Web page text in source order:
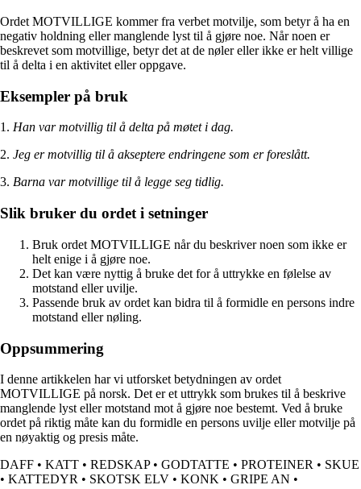
Ordet MOTVILLIGE kommer fra verbet motvilje, som betyr å ha en
negativ holdning eller manglende lyst til å gjøre noe. Når noen er
beskrevet som motvillige, betyr det at de nøler eller ikke er helt villige
til å delta i en aktivitet eller oppgave.
Eksempler på bruk
1. Han var motvillig til å delta på møtet i dag.
2. Jeg er motvillig til å akseptere endringene som er foreslått.
3. Barna var motvillige til å legge seg tidlig.
Slik bruker du ordet i setninger
Bruk ordet MOTVILLIGE når du beskriver noen som ikke er
helt enige i å gjøre noe.
Det kan være nyttig å bruke det for å uttrykke en følelse av
motstand eller uvilje.
Passende bruk av ordet kan bidra til å formidle en persons indre
motstand eller nøling.
Oppsummering
I denne artikkelen har vi utforsket betydningen av ordet
MOTVILLIGE på norsk. Det er et uttrykk som brukes til å beskrive
manglende lyst eller motstand mot å gjøre noe bestemt. Ved å bruke
ordet på riktig måte kan du formidle en persons uvilje eller motvilje på
en nøyaktig og presis måte.
DAFF • KATT • REDSKAP• GODTATTE • PROTEINER • SKUE
• KATTEDYR • SKOTSK ELV • KONK • GRIPE AN •